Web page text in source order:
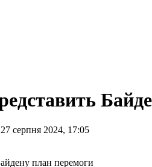
серпня 2024, 17:05